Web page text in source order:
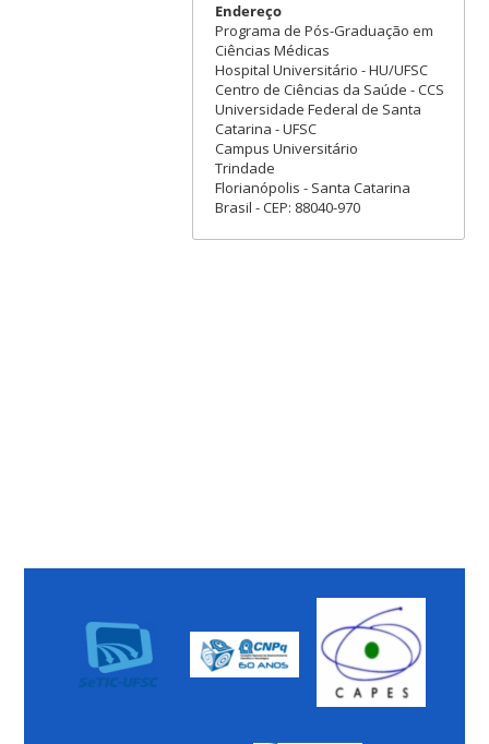
Endereço
Programa de Pós-Graduação em
Ciências Médicas
Hospital Universitário - HU/UFSC
Centro de Ciências da Saúde - CCS
Universidade Federal de Santa
Catarina - UFSC
Campus Universitário
Trindade
Florianópolis - Santa Catarina
Brasil - CEP: 88040-970